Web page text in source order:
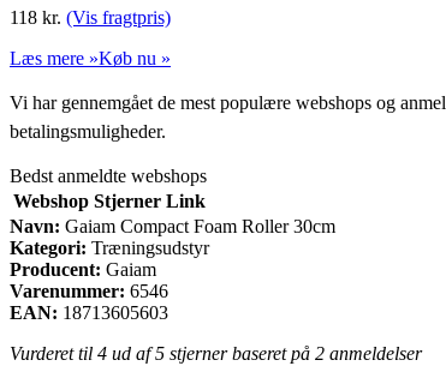
118 kr. (Vis fragtpris)
Læs mere »Køb nu »
Vi har gennemgået de mest populære webshops og
betalingsmuligheder.
Bedst anmeldte webshops
Webshop Stjerner Link
Navn: Gaiam Compact Foam Roller 30cm
Kategori: Træningsudstyr
Producent: Gaiam
Varenummer: 6546
EAN: 18713605603
Vurderet til 4 ud af 5 stjerner baseret på 2 anmeldelser